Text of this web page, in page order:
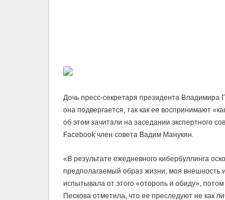
Дочь пресс-секретаря президента Владимира
она подвергается, так как ее воспринимают
об этом зачитали на заседании экспертного
Facebook член совета Вадим Манукян.
«В результате ежедневного кибербуллинга
предполагаемый образ жизни, моя внешность
испытывала от этого «оторопь и обиду»,
Пескова отметила, что ее преследуют не как